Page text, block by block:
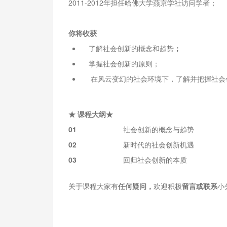
2011-2012年担任哈佛大学燕京学社访问学者；
你将收获
了解社会创新的概念和趋势 ；
掌握社会创新的原则；
在风云变幻的社会环境下，了解并把握社会
★ 课程大纲★
01
社会创新的概念与趋势
02
新时代的社会创新机遇
03
回归社会创新的本质
关于课程大家有任何疑问， 欢迎积极留言或联系小